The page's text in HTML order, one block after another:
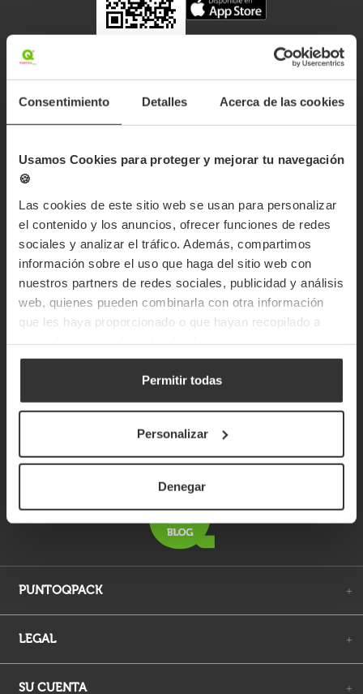
Consentimiento Detalles Acerca de las cookies
Usamos Cookies para proteger y mejorar tu navegación
🍪
Las cookies de este sitio web se usan para personalizar
el contenido y los anuncios, ofrecer funciones de redes
sociales y analizar el tráfico. Además, compartimos
información sobre el uso que haga del sitio web con
nuestros partners de redes sociales, publicidad y análisis
web, quienes pueden combinarla con otra información
que les haya proporcionado o que hayan recopilado a
Permitir todas
Personalizar
Denegar
Los datos incorporados en el presente formulario, así como los
incorporados durante nuestras relaciones y/ o comunicaciones,
serán tratados por PUNTOQPACKAGING S.L. con el fin de
mantenerlo informado de nuestros productos y servicios.Puede
revocar el consentimiento prestado para el envío del boletín en
sus propias comunicaciones recibidas, así como ejercer los
derechos que le asistan, enviando un correo electrónico a
info@puntoqpack.com. Más información sobre privacidad en
Politica de Privacidad
PUNTOQPACK +
LEGAL +
SU CUENTA +